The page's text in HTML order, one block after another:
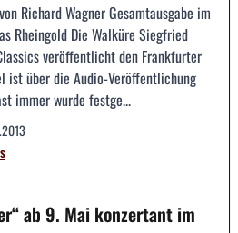
Richard Wagner Gesamtausgabe im
Rheingold Die Walküre Siegfried
veröffentlicht den Frankfurter
ist über die Audio-Veröffentlichung
immer wurde festge...
ab 9. Mai konzertant im